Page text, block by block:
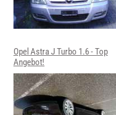
Opel Astra J Turbo 1.6 - Top
Angebot!